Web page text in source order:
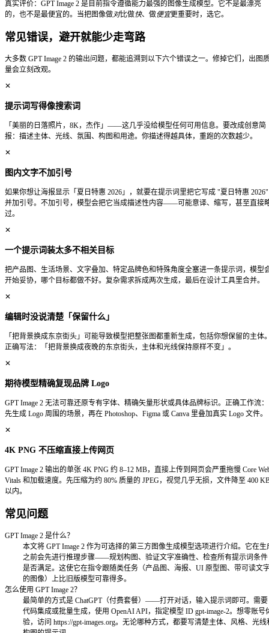
在提示词末尾加上排除项，可以阻止模型填入你没有要求的
业图而言，这一步尤其重要——干净、无杂乱的输出直接影响
no watermark
no border
no distorted hands
所有否定约束放在提示词最后，写在分辨率或输出格式之后。
watermark，no border，no extra text
3. 写创意简报，不要写关键词列表
关键词堆砌是为旧一代逐词处理的模型设计的写法。GPT
完整句子中推断空间关系、光线逻辑和构图意图——用自然语
用逗号分隔的标签。
✗ 关键词列表
woman, studio, dramatic lighting, 8K, masterpiece, cinematic
松略带笑意，杂志编辑摄影风格
多轮编辑工作流是 GPT Image 2 与其他模型拉开差距最明显
流程大概是这样的：
2发送追加指令：「把背景换成深夜的东京街头。」主体
3继续精修：「给街道添加雨水倒影，让霓虹灯牌显示
4画面满意后导出 4K。
编辑指令模板
每一条有效的编辑指令都遵循同一原则：说清楚要改什么，
变。养成用「其余部分保持完全不变」收尾的习惯。
编辑
类型
换颜
把夹克从深蓝色改为橙棕色。保持姿势、面孔和背景不